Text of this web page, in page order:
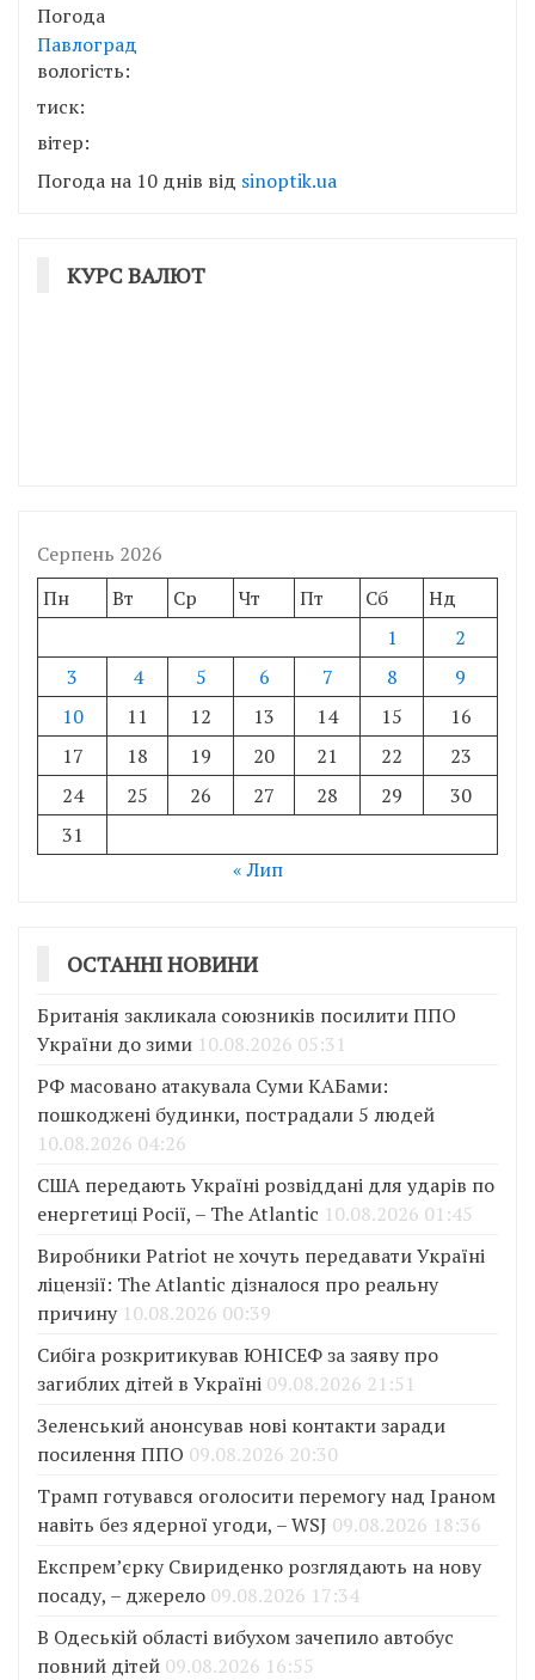
Погода
Павлоград
вологість:
тиск:
вітер:
Погода на 10 днів від sinoptik.ua
КУРС ВАЛЮТ
Серпень 2026
Пн
Вт Ср Чт Пт Сб
Нд
1
2
3
4 5 6 7 8
9
10
11 12 13 14 15
16
17
18 19 20 21 22
23
24
25 26 27 28 29
30
31
« Лип
ОСТАННІ НОВИНИ
Британія закликала союзників посилити ППО
України до зими 10.08.2026 05:31
РФ масовано атакувала Суми КАБами:
пошкоджені будинки, пострадали 5 людей
10.08.2026 04:26
США передають Україні розвіддані для ударів по
енергетиці Росії, – The Atlantic 10.08.2026 01:45
Виробники Patriot не хочуть передавати Україні
ліцензії: The Atlantic дізналося про реальну
причину 10.08.2026 00:39
Сибіга розкритикував ЮНІСЕФ за заяву про
загиблих дітей в Україні 09.08.2026 21:51
Зеленський анонсував нові контакти заради
посилення ППО 09.08.2026 20:30
Трамп готувався оголосити перемогу над Іраном
навіть без ядерної угоди, – WSJ 09.08.2026 18:36
Експрем’єрку Свириденко розглядають на нову
посаду, – джерело 09.08.2026 17:34
В Одеській області вибухом зачепило автобус
повний дітей 09.08.2026 16:55